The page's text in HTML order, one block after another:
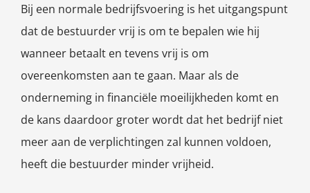
Bij een normale bedrijfsvoering is het uitgangspunt
dat de bestuurder vrij is om te bepalen wie hij
wanneer betaalt en tevens vrij is om
overeenkomsten aan te gaan. Maar als de
onderneming in financiële moeilijkheden komt en
de kans daardoor groter wordt dat het bedrijf niet
meer aan de verplichtingen zal kunnen voldoen,
heeft die bestuurder minder vrijheid.